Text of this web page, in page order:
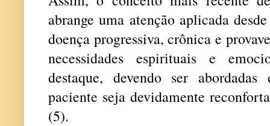
abrange uma atenção aplicada
doença progressiva, crônica e
necessidades espirituais e
destaque, devendo ser
paciente seja devidamente
(5).